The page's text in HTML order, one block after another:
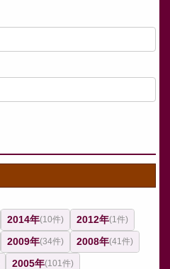
2014年(10件) 2012年(1件)
2009年(34件) 2008年(41件)
2005年(101件)